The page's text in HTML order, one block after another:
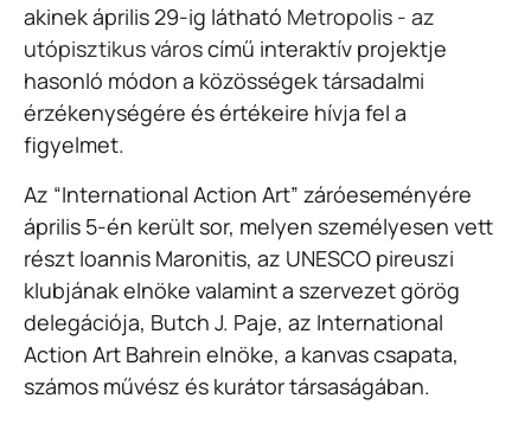
akinek április 29-ig látható Metropolis - az
utópisztikus városcímű interaktív projektje
hasonló módon a közösségek társadalmi
érzékenységére és értékeire hívja fel a
figyelmet.
Az “International Action Art” záróeseményére
április 5-én került sor, melyen személyesen vett
részt Ioannis Maronitis, az UNESCO pireuszi
klubjának elnöke valamint a szervezet görög
delegációja, Butch J. Paje, az International
Action Art Bahrein elnöke, a kanvas csapata,
számos művész és kurátor társaságában.